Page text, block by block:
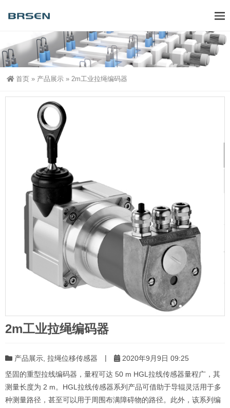
首页 » 产品展示 » 2m工业拉绳编码器
2m工业拉绳编码器
产品展示 拉绳位移传感器 |
2020年9月9日 09:25
坚固的重型拉线编码器，量程可达 50 m HGL拉线传感器量程广，其
测量长度为 2 m。HGL拉线传感器系列产品可借助于导辊灵活用于多
种测量路径，甚至可以用于周围布满障碍物的路径。此外，该系列编